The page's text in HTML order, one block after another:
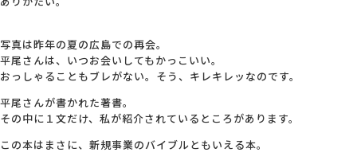
写真は昨年の夏の広島での再会。
平尾さんは、いつお会いしてもかっこいい。
おっしゃることもブレがない。そう、キレキレッなのです。
平尾さんが書かれた著書。
その中に１文だけ、私が紹介されているところがあります。
この本はまさに、新規事業のバイブルともいえる本。